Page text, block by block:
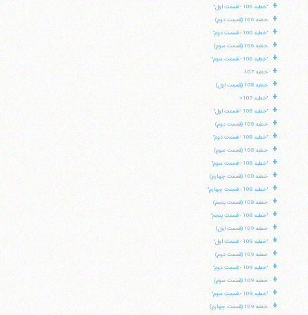
+ "خطبه 106 - قسمت اول"
+ خطبه 106 (قسمت دوم)
+ "خطبه 106 - قسمت دوم"
+ خطبه 106 (قسمت سوم)
+ "خطبه 106 - قسمت سوم"
+ خطبه 107
+ خطبه 108 (قسمت اول)
+ "خطبه 107»
+ "خطبه 108 - قسمت اول"
+ خطبه 108 (قسمت دوم)
+ "خطبه 108 - قسمت دوم"
+ خطبه 108 (قسمت سوم)
+ "خطبه 108 - قسمت سوم"
+ خطبه 108 (قسمت چهارم)
+ "خطبه 108 - قسمت چهارم"
+ خطبه 108 (قسمت پنجم)
+ "خطبه 108 - قسمت پنجم"
+ خطبه 109 (قسمت اول)
+ "خطبه 109 - قسمت اول"
+ خطبه 109 (قسمت دوم)
+ "خطبه 109 - قسمت دوم"
+ خطبه 109 (قسمت سوم)
+ "خطبه 109 - قسمت سوم"
+ خطبه 109 (قسمت چهارم)